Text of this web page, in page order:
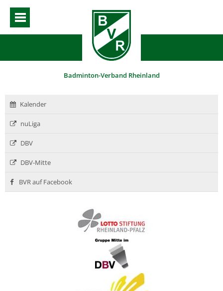
Badminton-Verband Rheinland
Kalender
nuLiga
DBV
DBV-Mitte
BVR auf Facebook